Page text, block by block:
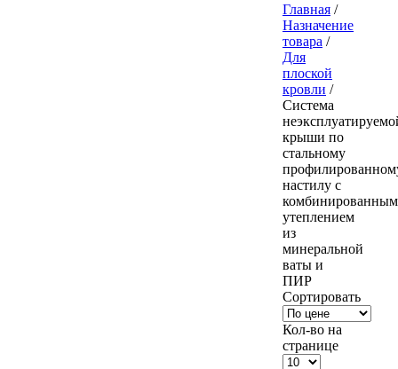
Главная /
Назначение
товара /
Для
плоской
кровли /
Система
крыши по
стальному
настилу с
комбинированным
утеплением
из
минеральной
ваты и
ПИР
Сортировать
Кол-во на
странице